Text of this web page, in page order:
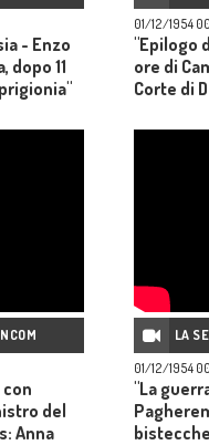
- Enzo
dopo 11
01/12/1954
"Epilogo
ore di
Corte di
del
Anna
LA
01/12/1954
"La